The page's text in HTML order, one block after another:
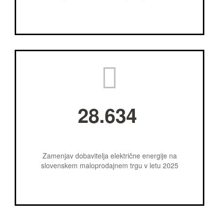
28.634
Zamenjav dobavitelja električne energije na
slovenskem maloprodajnem trgu v letu 2025